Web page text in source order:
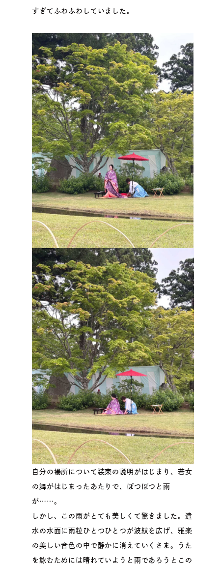
すぎてふわふわしていました。
自分の場所について装束の説明がはじまり、若女
の舞がはじまったあたりで、ぽつぽつと雨
が……。
しかし、この雨がとても美しくて驚きました。遣
水の水面に雨粒ひとつひとつが波紋を広げ、雅楽
の美しい音色の中で静かに消えていくさま。うた
を詠むためには晴れていようと雨であろうとこの